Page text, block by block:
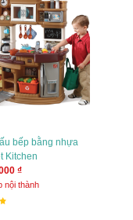
bếp bằng nhựa
Kitchen
₫
nội thành